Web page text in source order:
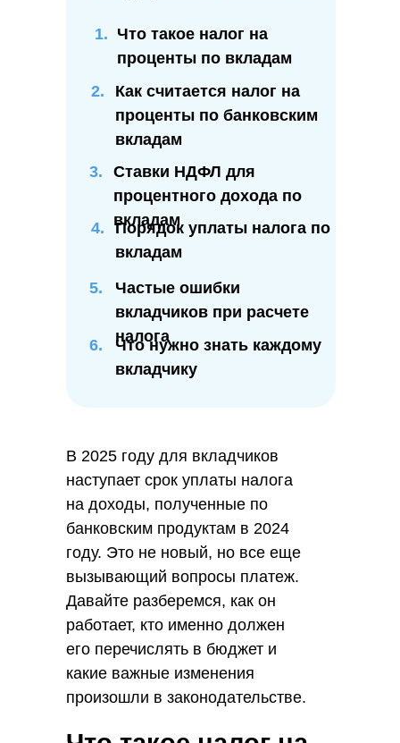
2.
Как считается налог на
проценты по банковским
вкладам
3.
Ставки НДФЛ для
процентного дохода по
вкладам
Что такое налог на
проценты по вкладам
4.
Порядок уплаты налога по
вкладам
5.
Частые ошибки
вкладчиков при расчете
налога
6.
Что нужно знать каждому
вкладчику
В 2025 году для вкладчиков
наступает срок уплаты налога
на доходы, полученные по
банковским продуктам в 2024
году. Это не новый, но все еще
вызывающий вопросы платеж.
Давайте разберемся, как он
работает, кто именно должен
его перечислять в бюджет и
какие важные изменения
произошли в законодательстве.